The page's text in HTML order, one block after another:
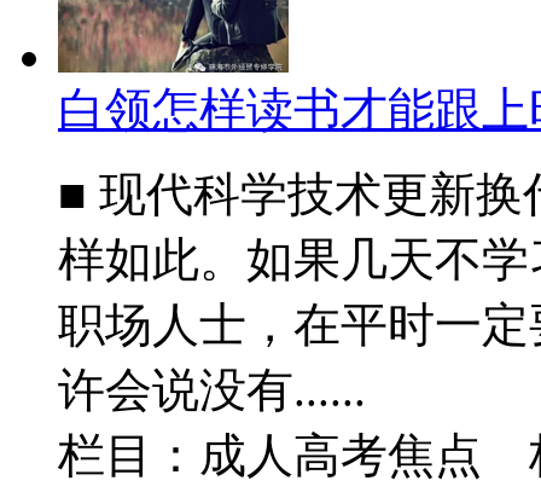
白领怎样读书才能跟
■ 现代科学技术更新
样如此。如果几天不
职场人士，在平时一
许会说没有......
栏目：成人高考焦点